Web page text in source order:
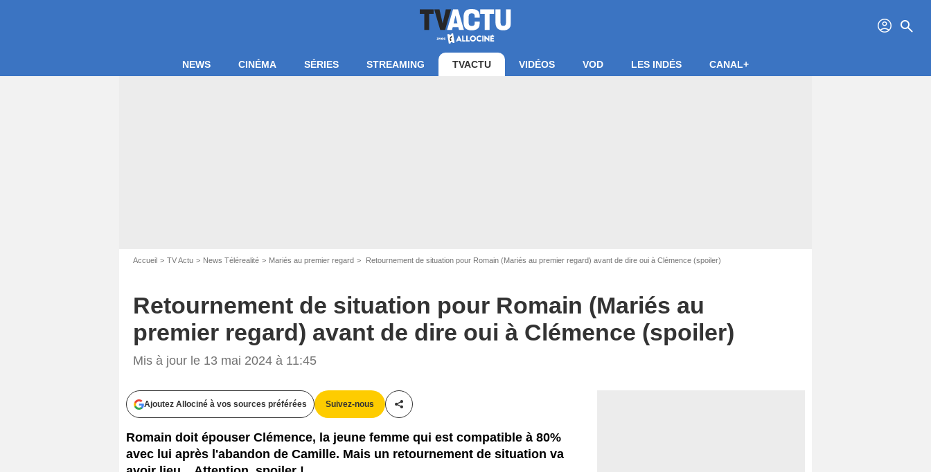
profil search
NEWS CINÉMA SÉRIES STREAMING TVACTU VIDÉOS VOD LES INDÉS CANAL+
Accueil TV Actu News Télérealité Mariés au premier regard Retournement de situation pour Romain (Mariés au premier regard) avant de dire oui à Clémence (spoiler)
Retournement de situation pour Romain (Mariés au
premier regard) avant de dire oui à Clémence (spoiler)
Mis à jour le 13 mai 2024 à 11:45
Ajoutez Allociné à vos sources préférées Suivez-nous
Partager cet article
Romain doit épouser Clémence, la jeune femme qui est compatible à 80%
avec lui après l'abandon de Camille. Mais un retournement de situation va